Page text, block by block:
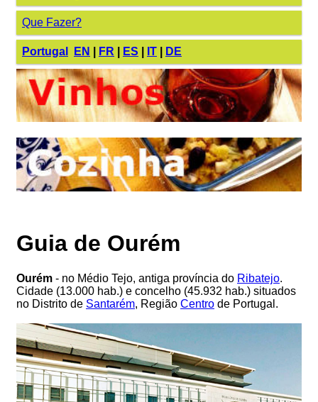
Que Fazer?
Portugal EN FR ES IT DE
Guia de Ourém
Ourém - no Médio Tejo, antiga província do Ribatejo.
Cidade (13.000 hab.) e concelho (45.932 hab.) situados
no Distrito de Santarém, Região Centro de Portugal.